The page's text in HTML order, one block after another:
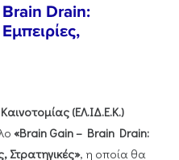
Drain:
(ΕΛ.ΙΔ.Ε.Κ.)
«Brain Gain – Brain Drain:
Στρατηγικές», η οποία θα